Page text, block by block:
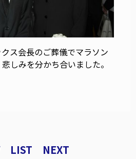
ス会長のご葬儀でマラソン
しみを分かち合いました。
LIST NEXT